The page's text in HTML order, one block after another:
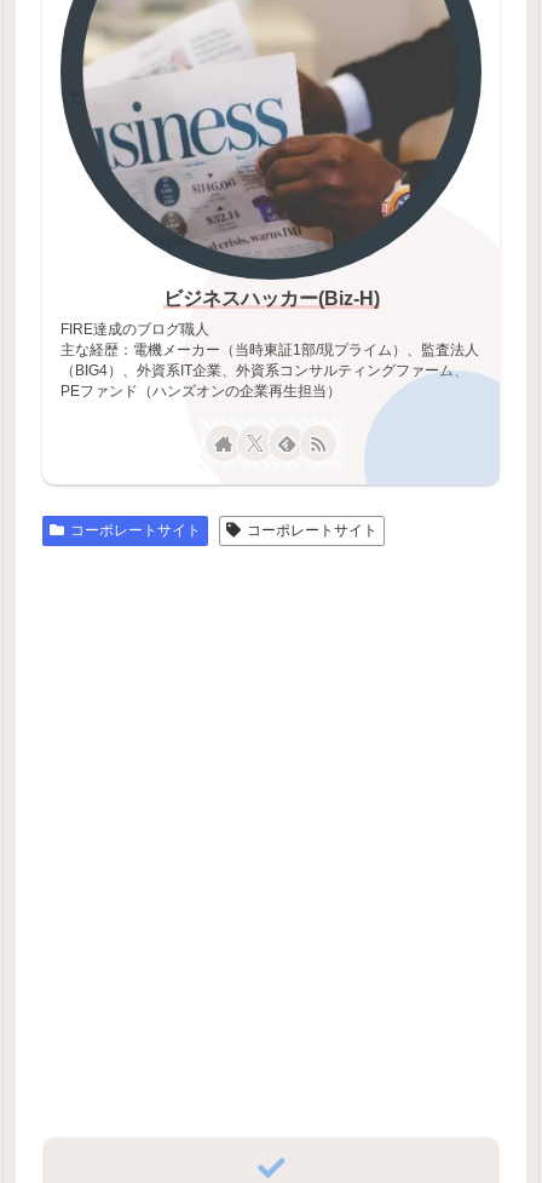
ビジネスハッカー(Biz-H)
FIRE達成のブログ職人
主な経歴：電機メーカー（当時東証1部/現プライム）、監査法人
（BIG4）、外資系IT企業、外資系コンサルティングファーム、
PEファンド（ハンズオンの企業再生担当）
コーポレートサイト コーポレートサイト